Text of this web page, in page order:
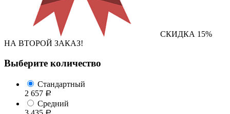
СКИДКА 15%
НА ВТОРОЙ ЗАКАЗ!
Выберите количество
Стандартный
2 657 Р
Средний
Р